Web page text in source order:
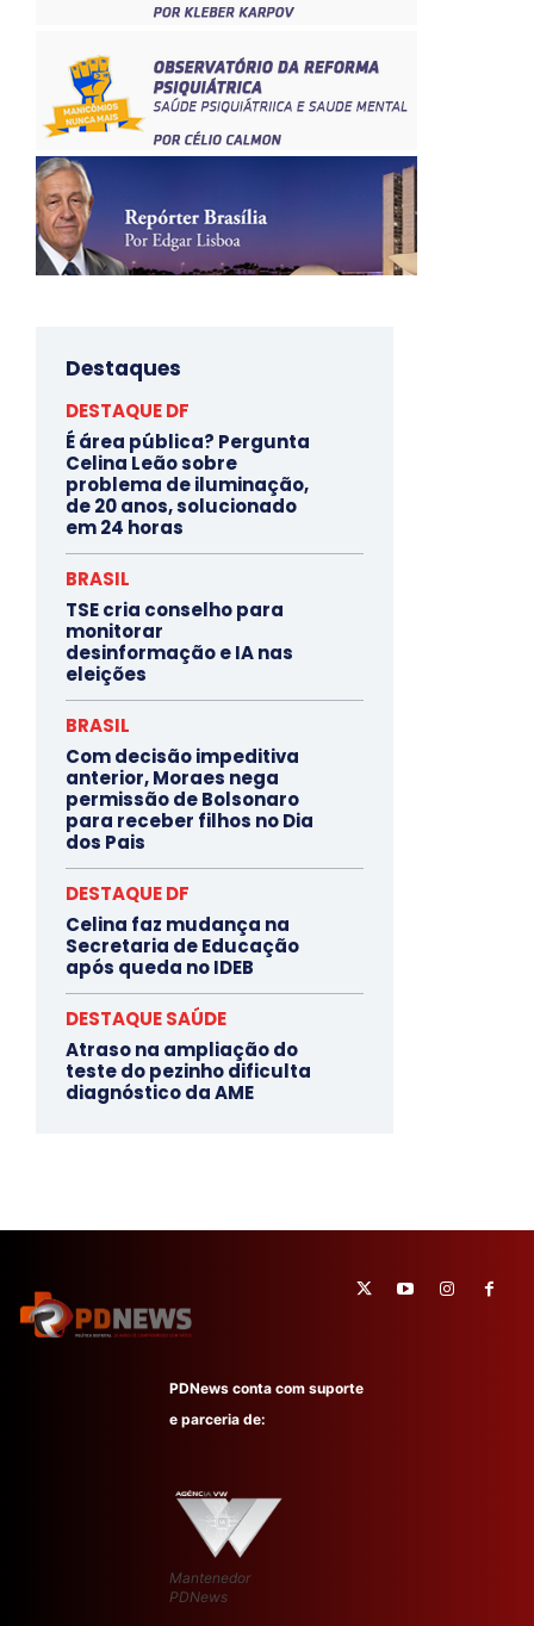
Destaques
DESTAQUE DF
É área pública? Pergunta
Celina Leão sobre
problema de iluminação,
de 20 anos, solucionado
em 24 horas
BRASIL
TSE cria conselho para
monitorar
desinformação e IA nas
eleições
BRASIL
Com decisão impeditiva
anterior, Moraes nega
permissão de Bolsonaro
para receber filhos no Dia
dos Pais
DESTAQUE DF
Celina faz mudança na
Secretaria de Educação
após queda no IDEB
DESTAQUE SAÚDE
Atraso na ampliação do
teste do pezinho dificulta
diagnóstico da AME
PDNews conta com suporte
e parceria de:
Mantenedor
PDNews